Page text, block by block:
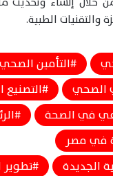
والتقنيات الطبية.
التأمين
الصحي
في الصحة
في مصر
الجديدة